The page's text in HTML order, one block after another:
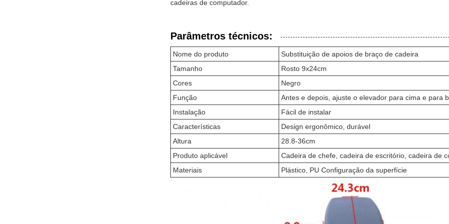
cadeiras de computador.
Parâmetros técnicos:
Nome do produto
Substituição de apoios de braço de cadeira
Tamanho
Rosto 9x24cm
Cores
Negro
Função
Antes e depois, ajuste o elevador para cima e para
Instalação
Fácil de instalar
Características
Design ergonômico, durável
Altura
28.8-36cm
Produto aplicável
Cadeira de chefe, cadeira de escritório, cadeira de
Materiais
Plástico, PU Configuração da superfície